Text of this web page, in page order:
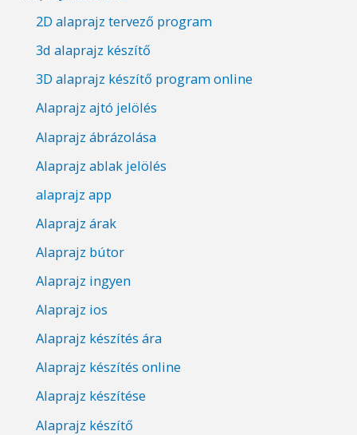
2D alaprajz tervező program
3d alaprajz készítő
3D alaprajz készítő program online
Alaprajz ajtó jelölés
Alaprajz ábrázolása
Alaprajz ablak jelölés
alaprajz app
Alaprajz árak
Alaprajz bútor
Alaprajz ingyen
Alaprajz ios
Alaprajz készítés ára
Alaprajz készítés online
Alaprajz készítése
Alaprajz készítő